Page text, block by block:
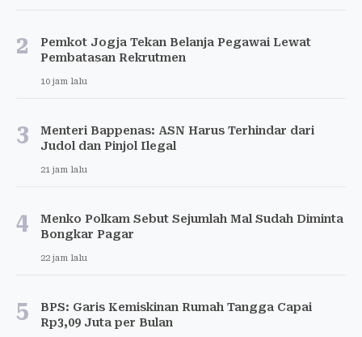
2
Pemkot Jogja Tekan Belanja Pegawai Lewat
Pembatasan Rekrutmen
10 jam lalu
3
Menteri Bappenas: ASN Harus Terhindar dari
Judol dan Pinjol Ilegal
21 jam lalu
4
Menko Polkam Sebut Sejumlah Mal Sudah Diminta
Bongkar Pagar
22 jam lalu
5
BPS: Garis Kemiskinan Rumah Tangga Capai
Rp3,09 Juta per Bulan